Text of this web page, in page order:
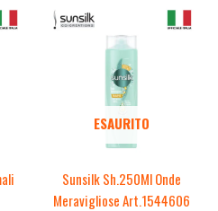
ESAURITO
Sunsilk Sh.250Ml Onde
Meravigliose Art.1544606